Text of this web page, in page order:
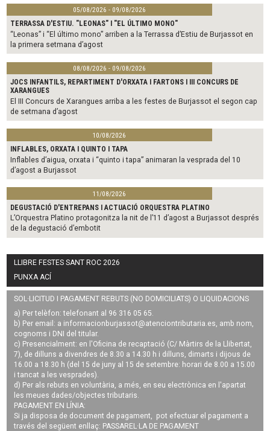
05/08/2026 - 09/08/2026
TERRASSA D'ESTIU. "LEONAS" I "EL ÚLTIMO MONO"
“Leonas” i “El último mono” arriben a la Terrassa d’Estiu de Burjassot en
la primera setmana d’agost
08/08/2026 - 09/08/2026
JOCS INFANTILS, REPARTIMENT D'ORXATA I FARTONS I III CONCURS DE
XARANGUES
El III Concurs de Xarangues arriba a les festes de Burjassot el segon cap
de setmana d’agost
10/08/2026
INFLABLES, ORXATA I QUINTO I TAPA
Inflables d’aigua, orxata i “quinto i tapa” animaran la vesprada del 10
d’agost a Burjassot
11/08/2026
DEGUSTACIÓ D'ENTREPANS I ACTUACIÓ ORQUESTRA PLATINO
L’Orquestra Platino protagonitza la nit de l’11 d’agost a Burjassot després
de la degustació d’embotit
LLIBRE FESTES SANT ROC 2026
PUNXA ACÍ
SOL·LICITUD I PAGAMENT REBUTS (NO DOMICILIATS) O LIQUIDACIONS
a) Per telèfon: telefonant al 96 316 05 65.
b) Per email: a informacionburjassot@atenciontributaria.es, amb nom,
cognoms i DNI del titular.
c) Presencialment: en l'Oficina de recaptació (C/ Màrtirs de la Llibertat,
7), de dilluns a divendres de 8.30 a 14.30 h i dilluns, dimarts i dijous de
16.00 a 18.30 h (del 15 de juny al 15 de setembre: horari de 8.00 a 15.00
i tancat a les vesprades).
d) Per als rebuts en voluntària, a més, en seu electrònica en l'apartat
les meues dades/objectes tributaris.
PAGAMENT EN LÍNIA:
Si ja disposa de document de pagament, pot efectuar el pagament a
través del següent enllaç: PASSAREL·LA DE PAGAMENT